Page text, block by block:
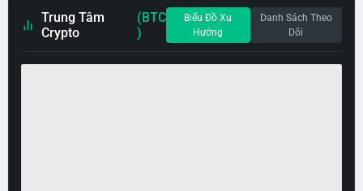
Trung Tâm
Crypto
(BTC
)
Biểu Đồ Xu
Hướng
Danh Sách Theo
Dõi